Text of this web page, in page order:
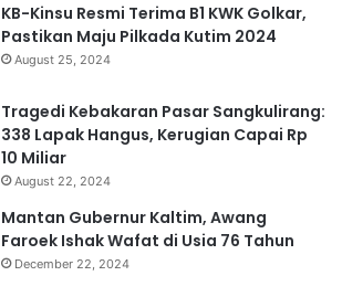
KB-Kinsu Resmi Terima B1 KWK Golkar,
Pastikan Maju Pilkada Kutim 2024
August 25, 2024
Tragedi Kebakaran Pasar Sangkulirang:
338 Lapak Hangus, Kerugian Capai Rp
10 Miliar
August 22, 2024
Mantan Gubernur Kaltim, Awang
Faroek Ishak Wafat di Usia 76 Tahun
December 22, 2024